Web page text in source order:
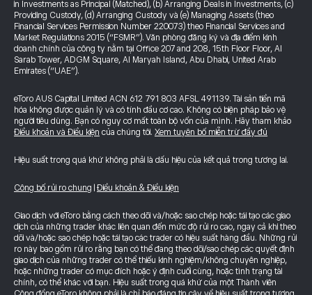
in Investments as Principal (Matched), (b) Arranging Deals in Investments, (c)
Providing Custody, (d) Arranging Custody và (e) Managing Assets (theo
Financial Services Permission Number 220073) theo Financial Services and
Market Regulations 2015 (“FSMR”). Văn phòng đăng ký và địa điểm kinh
doanh chính của công ty nằm tại Office 207 and 208, 15th Floor Floor, Al
Sarab Tower, ADGM Square, Al Maryah Island, Abu Dhabi, United Arab
Emirates (“UAE”).
eToro AUS Capital Limited ACN 612 791 803 AFSL 491139. Tài sản tiền mã
hóa không được quản lý và có tính đầu cơ cao. Không có biện pháp bảo vệ
người tiêu dùng. Bạn có nguy cơ mất toàn bộ vốn của mình. Hãy tham khảo
Điều khoản và Điều kiện của chúng tôi. Xem tuyên bố miễn trừ đầy đủ
Hiệu suất trong quá khứ không phải là dấu hiệu của kết quả trong tương lai.
Công bố rủi ro chung Điều khoản & Điều kiện
Giao dịch với eToro bằng cách theo dõi và/hoặc sao chép hoặc tái tạo các giao
dịch của những trader khác liên quan đến mức độ rủi ro cao, ngay cả khi theo
dõi và/hoặc sao chép hoặc tái tạo các trader có hiệu suất hàng đầu. Những rủi
ro này bao gồm rủi ro rằng bạn có thể đang theo dõi/sao chép các quyết định
giao dịch của những trader có thể thiếu kinh nghiệm/không chuyên nghiệp,
hoặc những trader có mục đích hoặc ý định cuối cùng, hoặc tình trạng tài
chính, có thể khác với bạn. Hiệu suất trong quá khứ của một Thành viên